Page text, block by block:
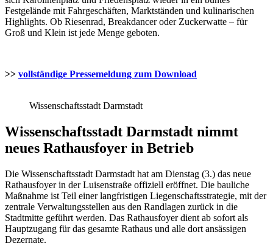
Festgelände mit Fahrgeschäften, Marktständen und kulinarischen
Highlights. Ob Riesenrad, Breakdancer oder Zuckerwatte – für
Groß und Klein ist jede Menge geboten.
>> vollständige Pressemeldung zum Download
Wissenschaftsstadt Darmstadt
Wissenschaftsstadt Darmstadt nimmt
neues Rathausfoyer in Betrieb
Die Wissenschaftsstadt Darmstadt hat am Dienstag (3.) das neue
Rathausfoyer in der Luisenstraße offiziell eröffnet. Die bauliche
Maßnahme ist Teil einer langfristigen Liegenschaftsstrategie, mit der
zentrale Verwaltungsstellen aus den Randlagen zurück in die
Stadtmitte geführt werden. Das Rathausfoyer dient ab sofort als
Hauptzugang für das gesamte Rathaus und alle dort ansässigen
Dezernate.